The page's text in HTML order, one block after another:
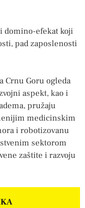
domino-efekat koji
pad zaposlenosti
Crnu Goru ogleda
aspekt, kao i
pružaju
medicinskim
i robotizovanu
sektorom
zaštite i razvoju